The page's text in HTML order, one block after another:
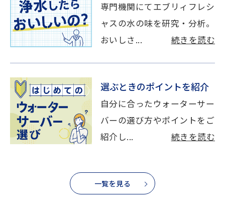
専門機関にてエブリィフレシ
ャスの水の味を研究・分析。
おいしさ...
続きを読む
選ぶときのポイントを紹介
自分に合ったウォーターサー
バーの選び方やポイントをご
紹介し...
続きを読む
一覧を見る